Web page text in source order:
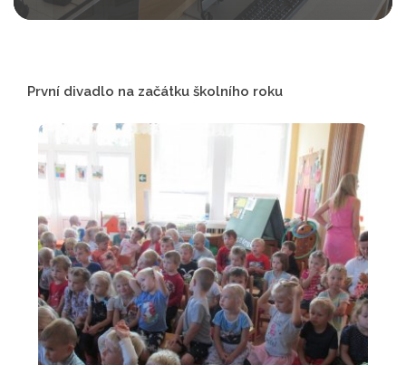
První divadlo na začátku školního roku